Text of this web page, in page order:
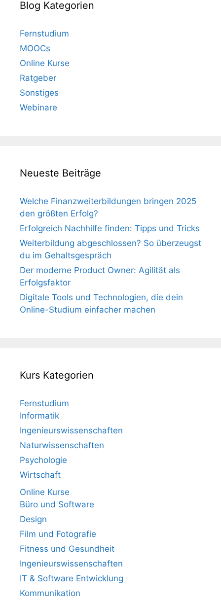
Blog Kategorien
Fernstudium
MOOCs
Online Kurse
Ratgeber
Sonstiges
Webinare
Neueste Beiträge
Welche Finanzweiterbildungen bringen 2025
den größten Erfolg?
Erfolgreich Nachhilfe finden: Tipps und Tricks
Weiterbildung abgeschlossen? So überzeugst
du im Gehaltsgespräch
Der moderne Product Owner: Agilität als
Erfolgsfaktor
Digitale Tools und Technologien, die dein
Online-Studium einfacher machen
Kurs Kategorien
Fernstudium
Informatik
Ingenieurswissenschaften
Naturwissenschaften
Psychologie
Wirtschaft
Online Kurse
Büro und Software
Design
Film und Fotografie
Fitness und Gesundheit
Ingenieurswissenschaften
IT & Software Entwicklung
Kommunikation